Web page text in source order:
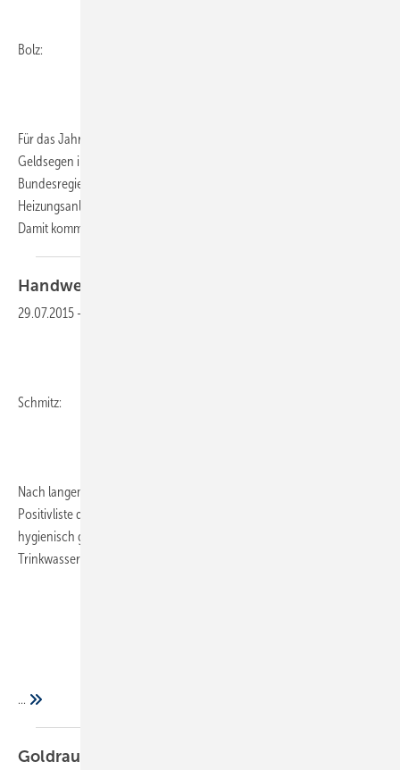
Bolz:
Für das Jahr 2016 steht SHK-Fachunternehmern ein wahrer
Geldsegen ins Haus. Laut einem Eckpunktepapier der
Bundesregierung ist geplant, zur Effizienzsteigerung von
Heizungsanlagen bis zu 660 Mio. Euro Fördergelder bereitzustellen.
Damit kommt die Energiewende nun
Handwerker in der
29.07.2015 -
Schmitz:
Nach langem Hin und Her gilt nun seit dem 10. April 2015 die
Positivliste des Umweltbundesamtes. Darin ist festgelegt, welche
hygienisch geeigneten metallischen Werkstoffe für die
Trinkwasserinstallation künftig noch zum Einsatz kommen dürfen.
...
Goldrausch oder